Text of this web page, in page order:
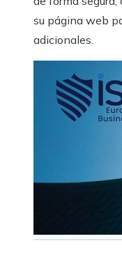
su página web
adicionales.